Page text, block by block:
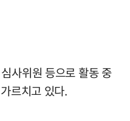
사위원 등으로 활동 중
르치고 있다.